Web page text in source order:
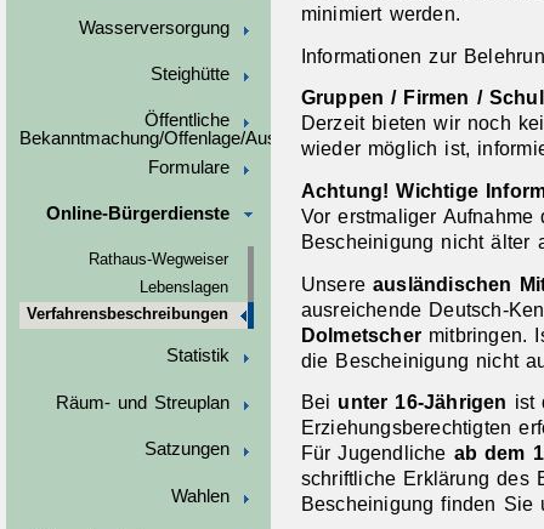
Wasserversorgung
Steighütte
Öffentliche
Bekanntmachung/Offenlage/Ausschreibungen
Formulare
Online-Bürgerdienste
Rathaus-Wegweiser
Lebenslagen
Verfahrensbeschreibungen
Statistik
Räum- und Streuplan
Satzungen
Wahlen
minimiert werden.
Informationen zur
Gruppen / Firmen /
Derzeit bieten wir noch
wieder möglich ist,
Achtung! Wichtige
Vor erstmaliger
Bescheinigung nicht älter
Unsere ausländischen
ausreichende Deutsch-
Dolmetschermitbringen.
die Bescheinigung nicht
Bei unter 16-Jährigen ist
Erziehungsberechtigten
Für Jugendliche ab dem
schriftliche Erklärung des
Bescheinigung finden